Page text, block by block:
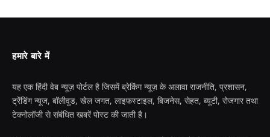
हमारे बारे में
यह एक हिंदी वेब न्यूज़ पोर्टल है जिसमें ब्रेकिंग न्यूज़ के अलावा राजनीति, प्रशासन,
ट्रेंडिंग न्यूज, बॉलीवुड, खेल जगत, लाइफस्टाइल, बिजनेस, सेहत, ब्यूटी, रोजगार तथा
टेक्नोलॉजी से संबंधित खबरें पोस्ट की जाती है।